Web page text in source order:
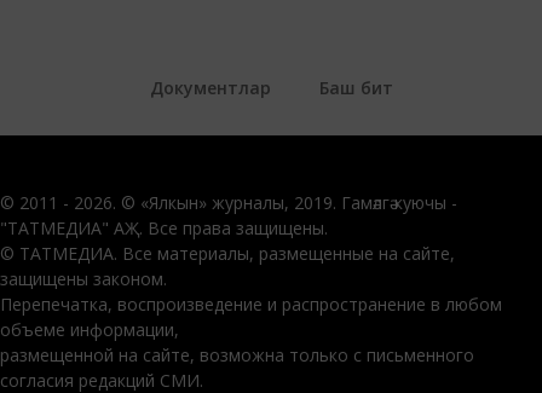
Документлар Баш бит
© 2011 - 2026. © «Ялкын» журналы, 2019. Гамәлгә куючы -
"ТАТМЕДИА" АҖ. Все права защищены.
© ТАТМЕДИА. Все материалы, размещенные на сайте,
защищены законом.
Перепечатка, воспроизведение и распространение в любом
объеме информации,
размещенной на сайте, возможна только с письменного
согласия редакций СМИ.